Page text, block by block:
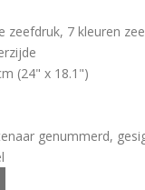
zeefdruk, 7 kleuren
(24" x 18.1")
genummerd,